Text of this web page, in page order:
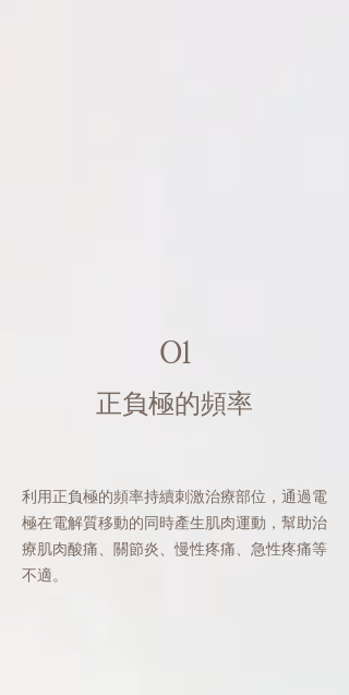
01
正負極的頻率
利用正負極的頻率持續刺激治療部位，通過電
極在電解質移動的同時產生肌肉運動，幫助治
療肌肉酸痛、關節炎、慢性疼痛、急性疼痛等
不適。